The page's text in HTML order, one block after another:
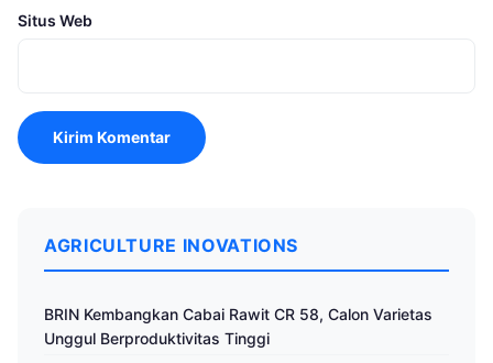
Situs Web
AGRICULTURE INOVATIONS
BRIN Kembangkan Cabai Rawit CR 58, Calon Varietas
Unggul Berproduktivitas Tinggi